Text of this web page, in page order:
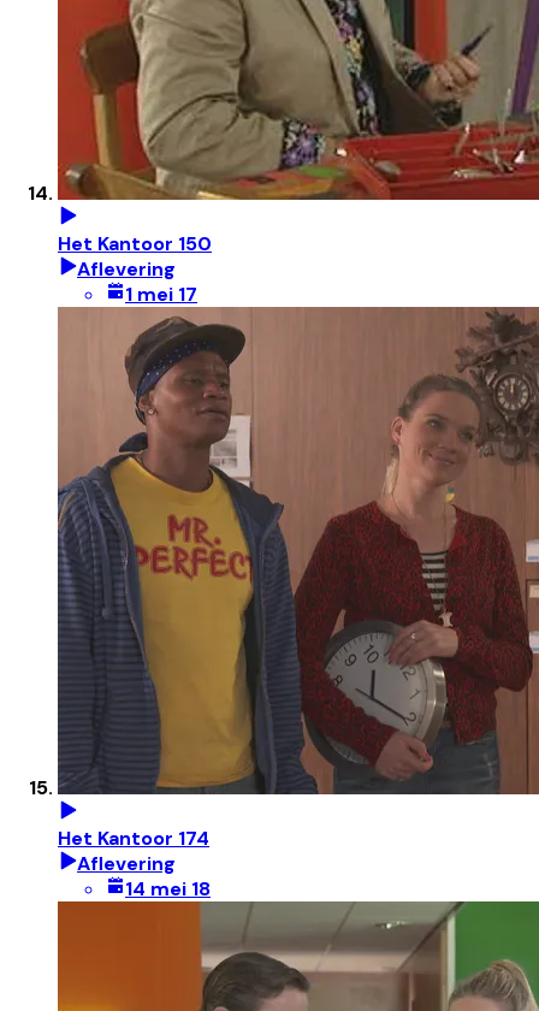
Het Kantoor 150
Aflevering
1 mei 17
Het Kantoor 174
Aflevering
14 mei 18